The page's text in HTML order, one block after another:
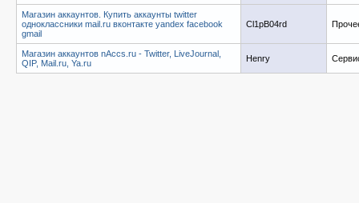
Магазин аккаунтов. Купить аккаунты twitter
одноклассники mail.ru вконтакте yandex facebook
gmail
Cl1pB04rd
Магазин аккаунтов nAccs.ru - Twitter, LiveJournal,
QIP, Mail.ru, Ya.ru
Henry